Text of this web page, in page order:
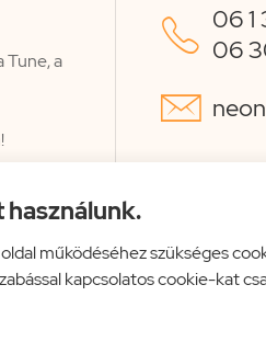
működéséhez szükséges
kapcsolatos cookie-kat
a
 06 1
06
